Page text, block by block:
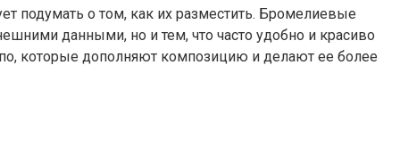
подумать о том, как их разместить. Бромелиевые
данными, но и тем, что часто удобно и красиво
которые дополняют композицию и делают ее более